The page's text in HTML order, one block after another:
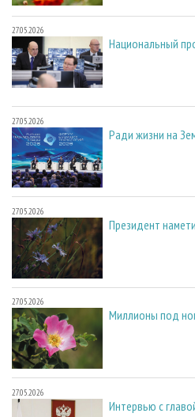
27.05.2026
Национальный
27.05.2026
Ради жизни на
27.05.2026
Президент
27.05.2026
Миллионы под
27.05.2026
Интервью с